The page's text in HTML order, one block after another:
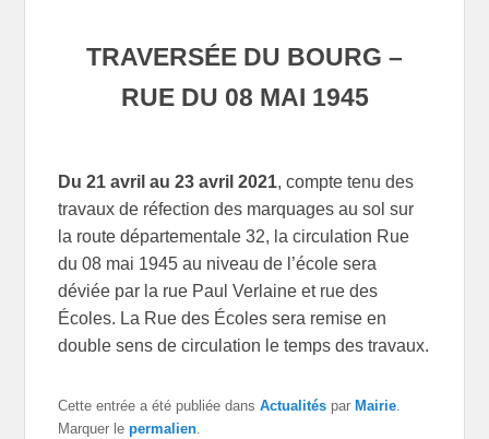
TRAVERSÉE DU BOURG –
RUE DU 08 MAI 1945
Du 21 avril au 23 avril 2021, compte tenu des
travaux de réfection des marquages au sol sur
la route départementale 32, la circulation Rue
du 08 mai 1945 au niveau de l’école sera
déviée par la rue Paul Verlaine et rue des
Écoles. La Rue des Écoles sera remise en
double sens de circulation le temps des travaux.
Cette entrée a été publiée dansActualités par Mairie.
Marquer lepermalien.